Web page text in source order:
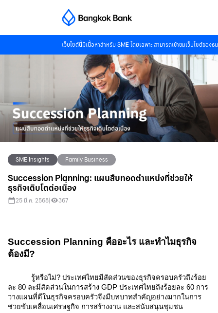
เว็บไซต์นี้มีเนื้อหาสำหรับ SME โดยเฉพาะ สามารถเข้าชมเว็บไซต์ของ
SME Insights Family Business
Succession Planning: แผนสืบทอดตําแหน่งที่ช่วยให้
ธุรกิจเติบโตต่อเนื่อง
25 มี.ค. 2568 367
Succession Planning คืออะไร และทำไมธุรกิจ
ต้องมี?
รู้หรือไม่? ประเทศไทยมีสัดส่วนของธุรกิจครอบครัวถึงร้อย
ละ 80 ละมีสัดส่วนในการสร้าง GDP ประเทศไทยถึงร้อยละ 60 การ
วางแผนที่ดีในธุรกิจครอบครัวจึงมีบทบาทสำคัญอย่างมากในการ
ช่วยขับเคลื่อนเศรษฐกิจ การสร้างงาน และสนับสนุนชุมชน